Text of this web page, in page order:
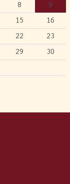
8
9
15
16
22
23
29
30